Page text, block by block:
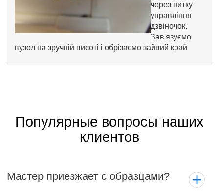
через нитку
управління
дзвіночок.
Зав'язуємо
вузол на зручній висоті і обрізаємо зайвий край
Популярные вопросы наших
клиентов
Мастер приезжает с образцами?